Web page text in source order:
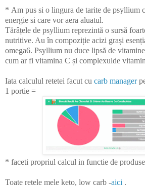
* Am pus si o lingura de tarite de psyllium
energie si care vor aera aluatul.
Tărâțele de psyllium reprezintă o sursă
nutritive. Au în compoziție acizi grași
omega6. Psyllium nu duce lipsă de
cum ar fi vitamina C și complexulde
Iata calculul retetei facut cu carb manager
1 portie =
* faceti propriul calcul in functie de
Toate retele mele keto, low carb -aici .